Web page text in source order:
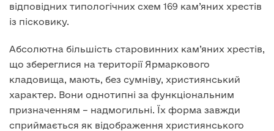
відповідних типологічних схем 169 кам’яних хрестів
із пісковику.
Абсолютна більшість старовинних кам’яних хрестів,
що збереглися на території Ярмаркового
кладовища, мають, без сумніву, християнський
характер. Вони однотипні за функціональним
призначенням – надмогильні. Їх форма завжди
сприймається як відображення християнського